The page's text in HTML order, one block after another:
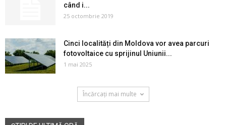
când i...
25 octombrie 2019
Cinci localități din Moldova vor avea parcuri
fotovoltaice cu sprijinul Uniunii...
1 mai 2025
Încărcați mai multe